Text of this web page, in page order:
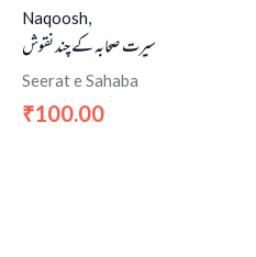
Naqoosh,
سیرت صحابہ کے چند نقوش
Seerat e Sahaba
₹100.00